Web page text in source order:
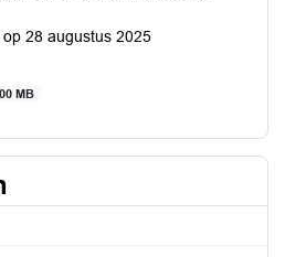
28 augustus 2025
MB